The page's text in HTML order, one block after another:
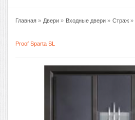
Главная » Двери » Входные двери » Страж »
Proof Sparta SL